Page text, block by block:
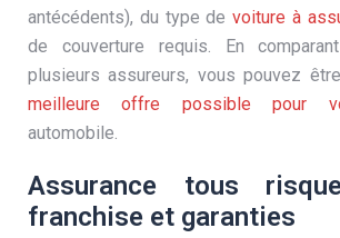
antécédents), du type devoiture à
de couverture requis. En
plusieurs assureurs, vous pouvez
meilleure offre possible pour
automobile.
Assurance tous
franchise et garanties